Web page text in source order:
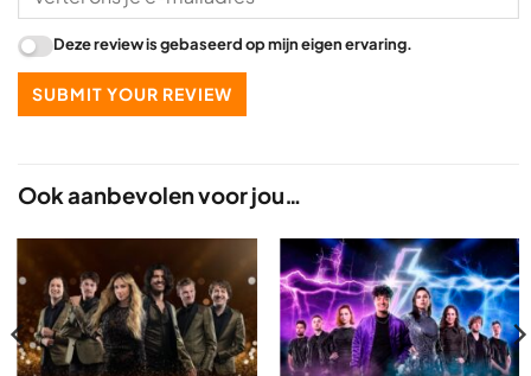
Ook aanbevolen voor jou…
Deze review is gebaseerd op mijn eigen ervaring.
SUBMIT YOUR REVIEW